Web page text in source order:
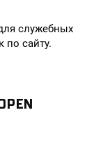
служебных
по сайту.